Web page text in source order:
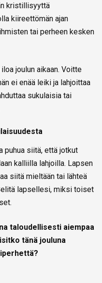
kristillisyyttä
kiireettömän ajan
tai perheen kesken
joulun aikaan. Voitte
ei enää leiki ja lahjoittaa
sukulaisia tai
puhua siitä, että jotkut
kalliilla lahjoilla. Lapsen
siitä mieltään tai lähteä
lapsellesi, miksi toiset
taloudellisesti aiempaa
tänä jouluna